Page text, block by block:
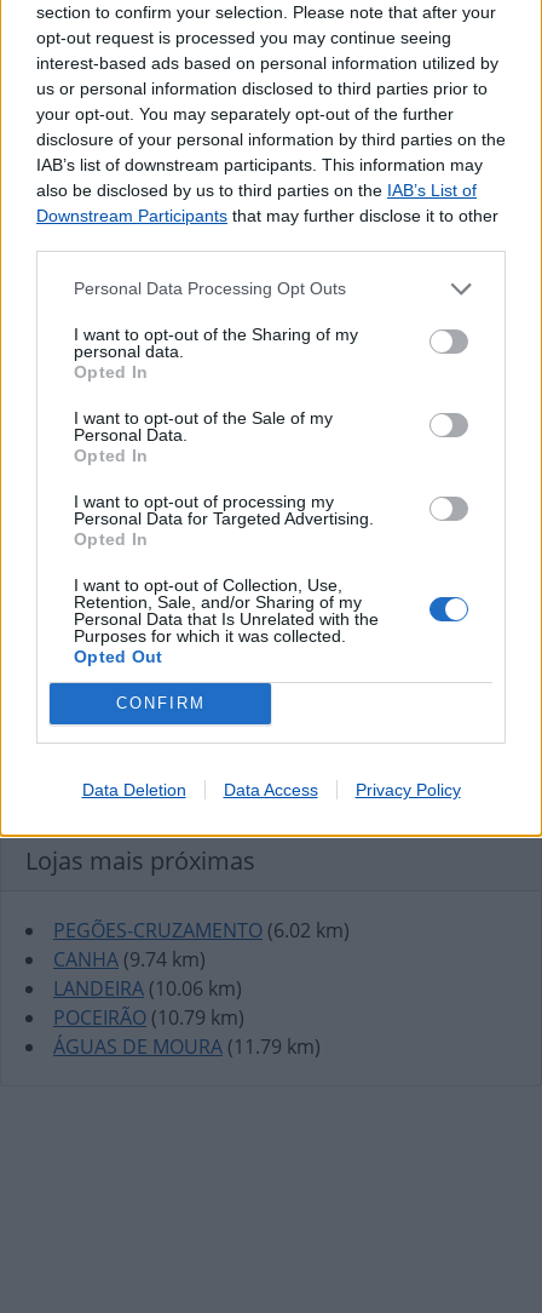
section to confirm your selection. Please note that after your
opt-out request is processed you may continue seeing
interest-based ads based on personal information utilized by
us or personal information disclosed to third parties prior to
your opt-out. You may separately opt-out of the further
disclosure of your personal information by third parties on the
IAB’s list of downstream participants. This information may
also be disclosed by us to third parties on the IAB’s List of
Downstream Participants that may further disclose it to other
Personal Data Processing Opt Outs
I want to opt-out of the Sharing of my
personal data.
Opted In
I want to opt-out of the Sale of my
Personal Data.
Opted In
I want to opt-out of processing my
Personal Data for Targeted Advertising.
Opted In
I want to opt-out of Collection, Use,
Retention, Sale, and/or Sharing of my
Personal Data that Is Unrelated with the
Purposes for which it was collected.
Opted Out
CONFIRM
Data Deletion Data Access Privacy Policy
Pagamento de Portagens
Pagamento de Vales
Outros Serviços
Bilhetes para Espetáculos
Carregamento de Telemóveis
Lojas mais próximas
PEGÕES-CRUZAMENTO (6.02 km)
CANHA (9.74 km)
LANDEIRA (10.06 km)
POCEIRÃO (10.79 km)
ÁGUAS DE MOURA (11.79 km)